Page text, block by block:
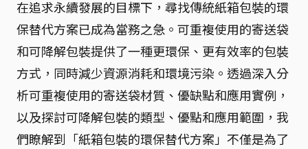
在追求永續發展的目標下，尋找傳統紙箱包裝的環
保替代方案已成為當務之急。可重複使用的寄送袋
和可降解包裝提供了一種更環保、更有效率的包裝
方式，同時減少資源消耗和環境污染。透過深入分
析可重複使用的寄送袋材質、優缺點和應用實例，
以及探討可降解包裝的類型、優點和應用範圍，我
們瞭解到「紙箱包裝的環保替代方案」不僅是為了